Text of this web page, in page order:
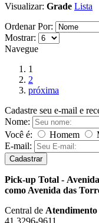
Visualizar: Grade Lista
Ordenar Por:
Mostrar:
Navegue
1
2
próxima
Cadastre seu e-mail e
Nome:
Você é:
Homem
E-mail:
Cadastrar
Pick-up Total -
como Avenida das
Central de Atendimento
41 3296-9611